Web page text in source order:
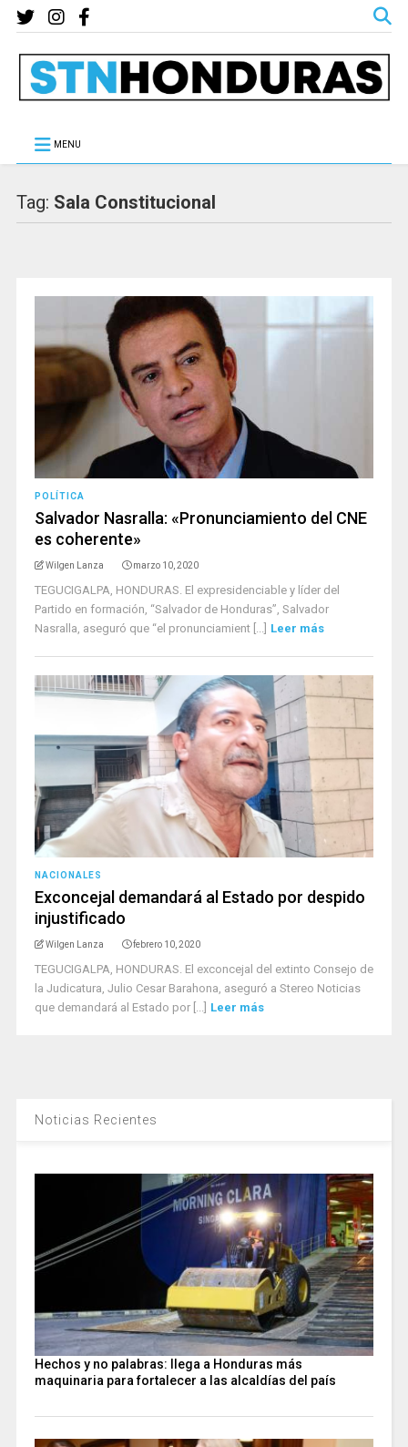
MENU
Tag: Sala Constitucional
POLÍTICA
Salvador Nasralla: «Pronunciamiento del CNE
es coherente»
Wilgen Lanza marzo 10, 2020
TEGUCIGALPA, HONDURAS. El expresidenciable y líder del
Partido en formación, “Salvador de Honduras”, Salvador
Nasralla, aseguró que “el pronunciamient [...] Leer más
NACIONALES
Exconcejal demandará al Estado por despido
injustificado
Wilgen Lanza febrero 10, 2020
TEGUCIGALPA, HONDURAS. El exconcejal del extinto Consejo de
la Judicatura, Julio Cesar Barahona, aseguró a Stereo Noticias
que demandará al Estado por [...] Leer más
Noticias Recientes
Hechos y no palabras: llega a Honduras más
maquinaria para fortalecer a las alcaldías del país